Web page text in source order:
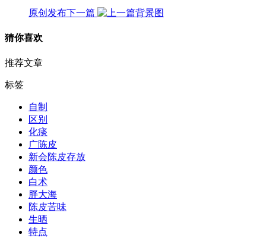
原创发布下一篇
猜你喜欢
推荐文章
标签
自制
区别
化痰
广陈皮
新会陈皮存放
颜色
白术
胖大海
陈皮苦味
生晒
特点